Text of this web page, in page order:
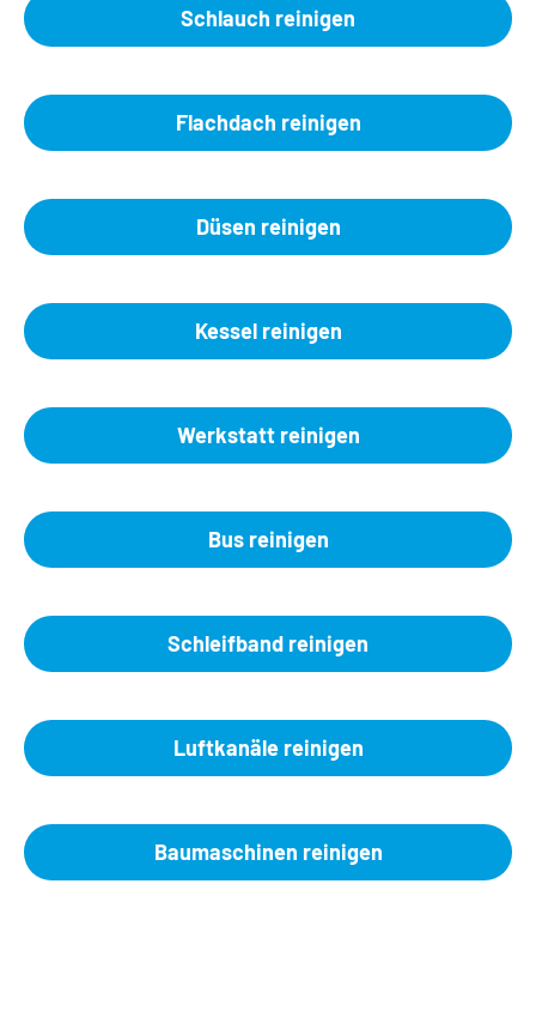
Schlauch reinigen
Flachdach reinigen
Düsen reinigen
Kessel reinigen
Werkstatt reinigen
Bus reinigen
Schleifband reinigen
Luftkanäle reinigen
Baumaschinen reinigen